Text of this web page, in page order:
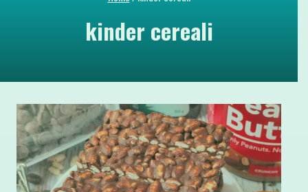
kinder cereali